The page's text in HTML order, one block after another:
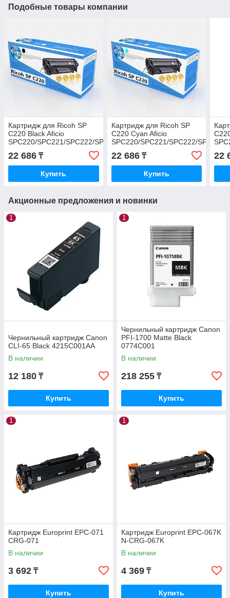
Подобные товары компании
Картридж для Ricoh SP
C220 Black Aficio
SPC220/SPC221/SPC222/SPC240
(2K) Euro Print
22 686 ₸
Купить
Картридж для Ricoh SP
C220 Cyan Aficio
SPC220/SPC221/SPC222/SPC240
(2K) Euro Print
22 686₸
Купить
22
Акционные предложения и новинки
1
Чернильный картридж Canon
CLI-65 Black 4215C001AA
В наличии
12 180 ₸
Купить
1
Чернильный картридж Canon
PFI-1700 Matte Black
0774C001
В наличии
218 255 ₸
Купить
1
Картридж Europrint EPC-071
CRG-071
В наличии
3 692 ₸
Купить
1
Картридж Europrint EPC-067K
N-CRG-067K
В наличии
4 369 ₸
Купить